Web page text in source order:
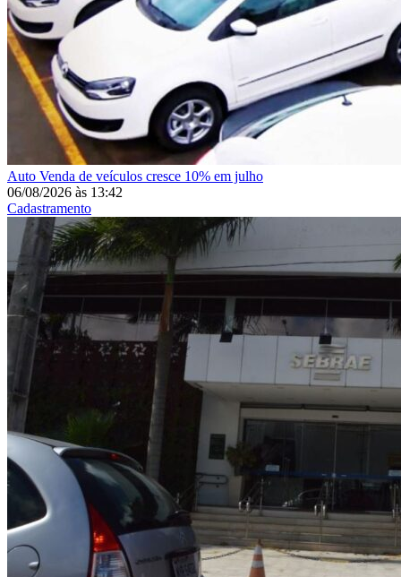
Auto Venda de veículos cresce 10% em julho
06/08/2026 às 13:42
Cadastramento